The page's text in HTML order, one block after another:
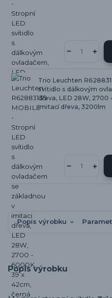
Trio Leuchten
svítidlo s dálkovým
dřeva, LED 28W, 2700
imitací dřeva, 3200lm
Popis výrobku
Popis výrobku